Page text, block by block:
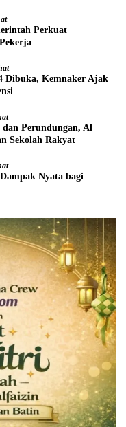
Perkuat
Dibuka, Kemnaker Ajak
dan Perundungan, Al
Sekolah Rakyat
Nyata bagi